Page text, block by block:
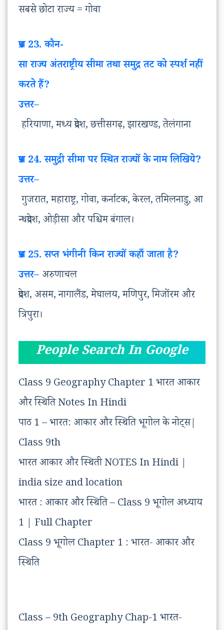
सबसे छोटा राज्य = गोवा
प्रश्न23. कौन-
साराज्यअंतराष्ट्रीयसीमातथासमुद्रतटकोस्पर्शनहीं
करतेहैं?
उत्तर–
हरियाणा, मध्य प्रदेश, छत्तीसगढ़, झारखण्ड, तेलंगाना
प्रश्न24. समुद्री सीमा पर स्थित राज्यों के नाम लिखिये?
उत्तर–
गुजरात, महाराष्ट्र, गोवा, कर्नाटक, केरल, तमिलनाडु, आ
न्धप्रदेश, ओड़ीसा और पश्चिम बंगाल।
प्रश्न25. सप्त भंगीनी किन राज्यों कहाँ जाता है?
उत्तर–अरुणाचल
प्रदेश, असम, नागालैंड, मेघालय, मणिपुर, मिजोंरम और
त्रिपुरा।
People Search In Google
Class 9 Geography Chapter 1 भारत आकार
और स्थिति Notes In Hindi
पाठ 1 – भारत: आकार और स्थिति भूगोल के नोट्स|
Class 9th
भारत आकार और स्थिती NOTES In Hindi |
india size and location
भारत : आकार और स्थिति – Class 9 भूगोल अध्याय
1 | Full Chapter
Class 9 भूगोल Chapter 1 : भारत- आकार और
स्थिति
Class – 9th Geography Chap-1 भारत-